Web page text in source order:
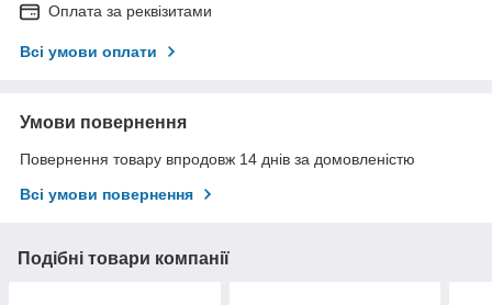
Оплата за реквізитами
Всі умови оплати
Умови повернення
Повернення товару впродовж 14 днів за домовленістю
Всі умови повернення
Подібні товари компанії